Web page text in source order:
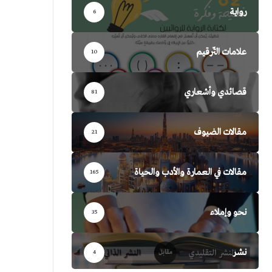
رواية 6
علامات التّرقيم 10
قصائدي وأشعاري 81
مقالات الضيوف 21
مقالات في العمارة والأدب والحياة 165
نحو وإملاء 35
نشر 4